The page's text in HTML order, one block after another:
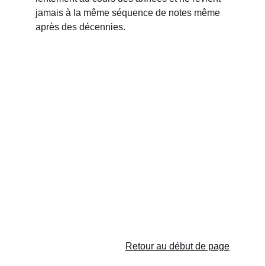
jamais à la même séquence de notes même
après des décennies.
Retour au début de page